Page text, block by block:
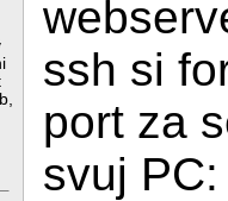
ssh si
port za
svuj PC: